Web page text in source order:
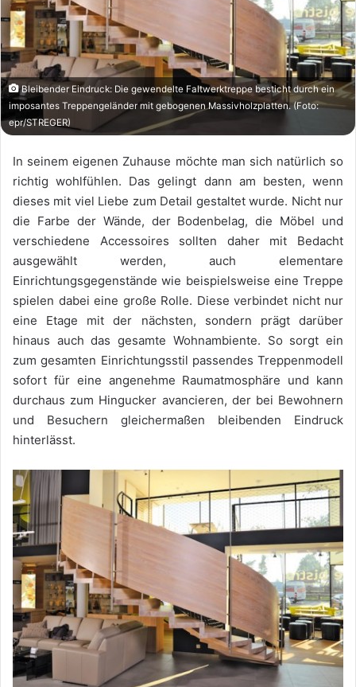
Bleibender Eindruck: Die gewendelte Faltwerktreppe besticht durch ein
imposantes Treppengeländer mit gebogenen Massivholzplatten. (Foto:
epr/STREGER)
In seinem eigenen Zuhause möchte man sich natürlich so
richtig wohlfühlen. Das gelingt dann am besten, wenn
dieses mit viel Liebe zum Detail gestaltet wurde. Nicht nur
die Farbe der Wände, der Bodenbelag, die Möbel und
verschiedene Accessoires sollten daher mit Bedacht
ausgewählt werden, auch elementare
Einrichtungsgegenstände wie beispielsweise eine Treppe
spielen dabei eine große Rolle. Diese verbindet nicht nur
eine Etage mit der nächsten, sondern prägt darüber
hinaus auch das gesamte Wohnambiente. So sorgt ein
zum gesamten Einrichtungsstil passendes Treppenmodell
sofort für eine angenehme Raumatmosphäre und kann
durchaus zum Hingucker avancieren, der bei Bewohnern
und Besuchern gleichermaßen bleibenden Eindruck
hinterlässt.